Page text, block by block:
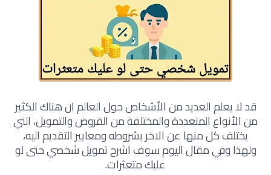
قد لا يعلم العديد من الأشخاص حول العالم ان هناك الكثير
من الأنواع المتعددة والمختلفة من القروض والتمويل، التي
يختلف كل منها عن الاخر بشروطه ومعايير التقديم اليه،
ولهذا وفي مقال اليوم سوف اشرح تمويل شخصي حتى لو
عليك متعثرات.